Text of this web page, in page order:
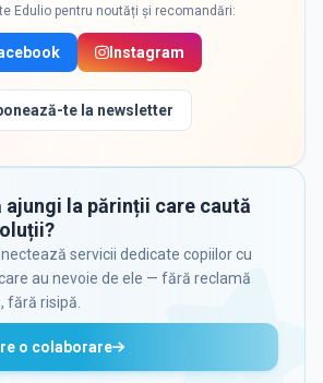
Edulio pentru noutăți și recomandări:
Instagram
te la newsletter
ajungi la părinții care caută
servicii dedicate copiilor cu
au nevoie de ele — fără reclamă
fără risipă.
o colaborare